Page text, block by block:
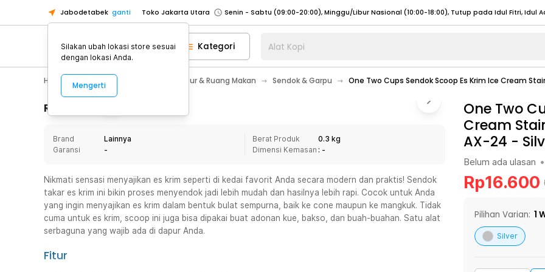
Jabodetabek ganti Toko Jakarta Utara
Toko Tangerang
Toko Cikupa
Pick n Go Jakarta Barat
Senin - Jumat (07:00 - 20:00), Sabtu - Minggu (08:00 - 20:00), Tutup pada Idul Fitri
Pick n Go Bekasi
Senin - Jumat (08:00 - 20:00), Sabtu - Minggu/ Libur Nasional (08:00 - 17:00) Selengkapnya
Senin - Jumat (08:00 - 20:00), Sabtu - Minggu/ Libur Nasional (08:00 - 17:00) Selengkapnya
Senin - Sabtu (09:00-20:00), Minggu/Libur Nasional (12:00-20:00), Tutup pada Idul Fitri
Senin - Sabtu (09:00-20:00), Minggu/Libur Nasional (12:00-20:00), Tutup pada Idul Fitri
Toko Tangerang
Toko Cikupa
Pick n Go Jakarta Barat
Senin - Jumat (07:00 - 20:00), Sabtu - Minggu (08:00 - 20:00), Tutup pada Idul Fitri
Pick n Go Bekasi
Senin - Jumat (08:00 - 20:00), Sabtu - Minggu/ Libur Nasional (08:00 - 17:00) Selengkapnya
Kategori Alat Kopi
Home Appliance Perlengkapan Dapur & Ruang Makan Sendok & Garpu One Two Cups Sendok Scoop Es Krim Ice Cream
Rincian Produk
Brand
Lainnya
Garansi
-
Berat Produk
0.3 kg
Dimensi Kemasan : -
Nikmati sensasi menyajikan es krim seperti di kedai favorit Anda secara modern dan praktis! Sendok
takar es krim ini bikin proses menyendok jadi lebih mudah dan hasilnya lebih rapi. Cocok untuk Anda
yang ingin menyajikan es krim dalam bentuk bulat sempurna, baik ke cone maupun ke mangkuk. Tidak
cuma untuk es krim, scoop ini juga bisa dipakai buat adonan kue, bakso, dan buah-buahan. Satu alat
serbaguna yang wajib ada di dapur Anda.
Fitur
One Two
Cream
AX-24 -
Belum ada ulasan •
Rp16.600
Pilihan Varian: 1
Silver
Silakan ubah lokasi store sesuai
dengan lokasi Anda.
Mengerti